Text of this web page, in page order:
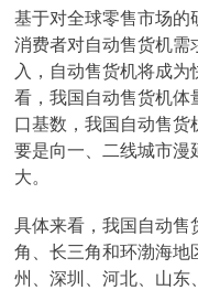
基于对全球零售市场的
消费者对自动售货机需
入，自动售货机将成
看，我国自动售货机体
口基数，我国自动售货
要是向一、二线城市漫
大。
具体来看，我国自动售
角、长三角和环渤海地
州、深圳、河北、山东